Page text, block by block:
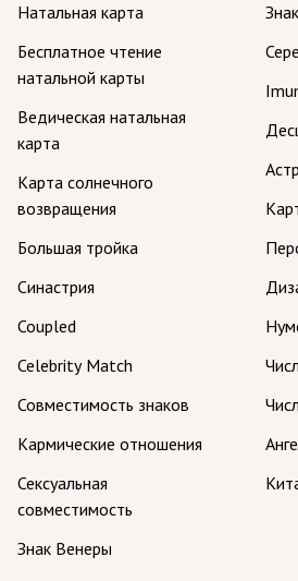
Натальная карта
Бесплатное чтение
натальной карты
Ведическая натальная
карта
Карта солнечного
возвращения
Большая тройка
Синастрия
Coupled
Celebrity Match
Совместимость знаков
Кармические отношения
Сексуальная
совместимость
Знак Венеры